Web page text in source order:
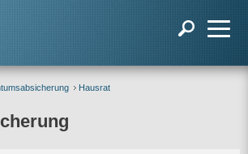
Hausrat